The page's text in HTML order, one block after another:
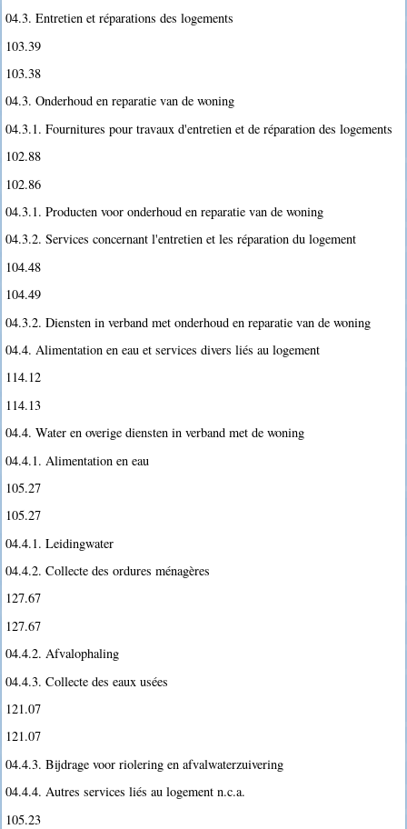
04.3. Entretien et réparations des logements
103.39
103.38
04.3. Onderhoud en reparatie van de woning
04.3.1. Fournitures pour travaux d'entretien et de réparation des logements
102.88
102.86
04.3.1. Producten voor onderhoud en reparatie van de woning
04.3.2. Services concernant l'entretien et les réparation du logement
104.48
104.49
04.3.2. Diensten in verband met onderhoud en reparatie van de woning
04.4. Alimentation en eau et services divers liés au logement
114.12
114.13
04.4. Water en overige diensten in verband met de woning
04.4.1. Alimentation en eau
105.27
105.27
04.4.1. Leidingwater
04.4.2. Collecte des ordures ménagères
127.67
127.67
04.4.2. Afvalophaling
04.4.3. Collecte des eaux usées
121.07
121.07
04.4.3. Bijdrage voor riolering en afvalwaterzuivering
04.4.4. Autres services liés au logement n.c.a.
105.23